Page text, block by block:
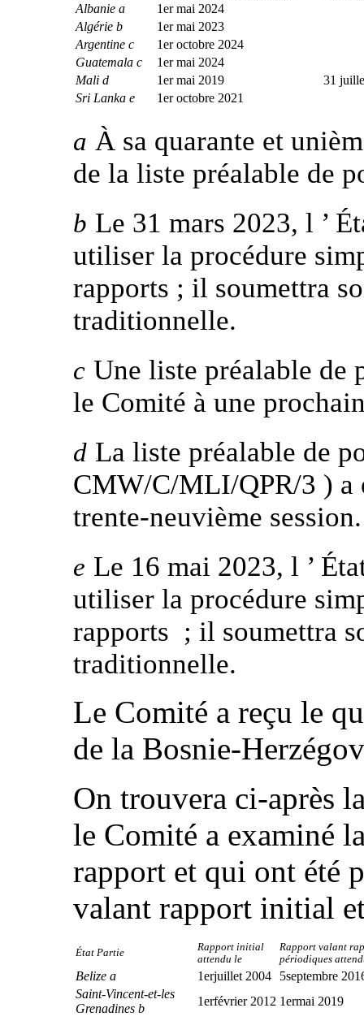
Albanie a
1er mai 2024
Algérie b
1er mai 2023
Argentine c
1er octobre 2024
Guatemala c
1er mai 2024
Mali d
1er mai 2019
31
Sri Lanka e
1er octobre 2021
a À sa quarante et
de la liste préalable de
b Le 31 mars 2023, l ’
utiliser la procédure
rapports ; il soumettra
traditionnelle.
c Une liste préalable de
le Comité à une
d La liste préalable de
CMW/C/MLI/QPR/3 ) a
trente-neuvième session.
e Le 16 mai 2023, l ’
utiliser la procédure
rapports ; il soumettra
traditionnelle.
Le Comité a reçu le
de la Bosnie-
On trouvera ci-après
le Comité a examiné
rapport et qui ont été
valant rapport initial
État Partie
Rapport initial
attendu le
Rapport valant
périodiques
Belize a 1erjuillet 2004
5septembre
Saint-Vincent-et-les
Grenadines b
1erfévrier 2012 1ermai 2019